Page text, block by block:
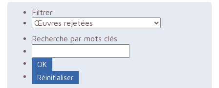
Filtrer
Recherche par mots clés